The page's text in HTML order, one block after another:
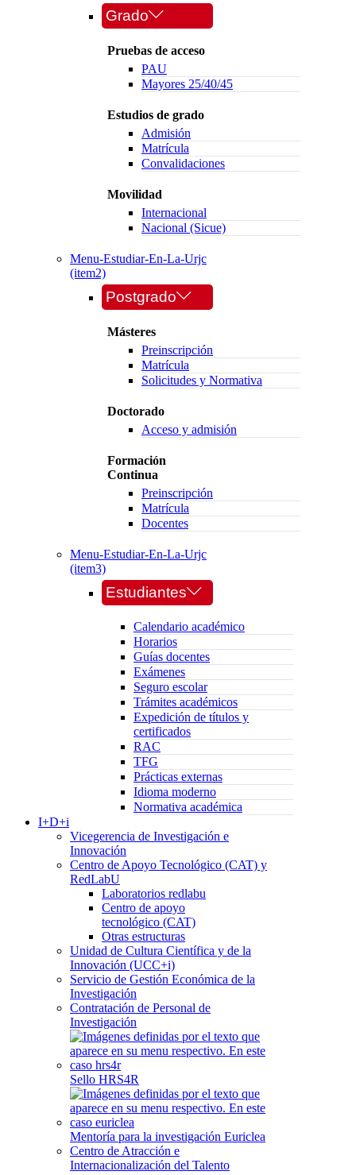
Grado
Pruebas de acceso
PAU
Mayores 25/40/45
Estudios de grado
Admisión
Matrícula
Convalidaciones
Movilidad
Internacional
Nacional (Sicue)
Menu-Estudiar-En-La-Urjc
(item2)
Postgrado
Másteres
Preinscripción
Matrícula
Solicitudes y Normativa
Doctorado
Acceso y admisión
Formación
Continua
Preinscripción
Matrícula
Docentes
Menu-Estudiar-En-La-Urjc
(item3)
Estudiantes
Calendario académico
Horarios
Guías docentes
Exámenes
Seguro escolar
Trámites académicos
Expedición de títulos y
certificados
RAC
TFG
Prácticas externas
Idioma moderno
Normativa académica
I+D+i
Vicegerencia de Investigación e
Innovación
Centro de Apoyo Tecnológico (CAT) y
RedLabU
Laboratorios redlabu
Centro de apoyo
tecnológico (CAT)
Otras estructuras
Unidad de Cultura Científica y de la
Innovación (UCC+i)
Servicio de Gestión Económica de la
Investigación
Contratación de Personal de
Investigación
Sello HRS4R
Mentoría para la investigación Euriclea
Centro de Atracción e
Internacionalización del Talento